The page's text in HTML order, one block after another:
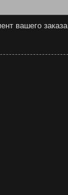
вашего заказа